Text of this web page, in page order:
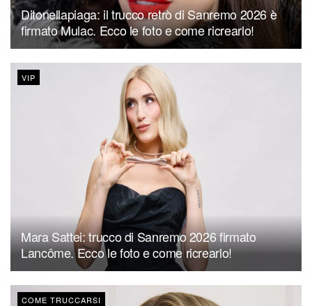
Ditonellapiaga: il trucco retrò di Sanremo 2026 è
firmato Mulac. Ecco le foto e come ricrearlo!
VIP
Mara Sattei: trucco di Sanremo 2026 firmato
Lancôme. Ecco le foto e come ricrearlo!
COME TRUCCARSI